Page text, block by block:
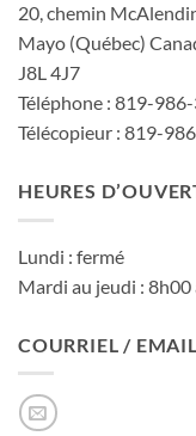
20, chemin
Mayo (Québec)
J8L 4J7
Téléphone : 819-
Télécopieur : 819-
HEURES
Lundi : fermé
Mardi au jeudi :
COURRIEL / EMAIL